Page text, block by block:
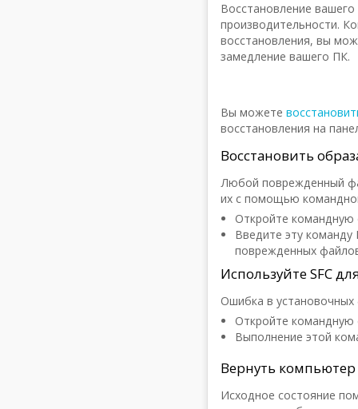
Восстановление
производительности.
восстановления, вы
замедление вашего ПК.
Вы можете
восстановления на
Восстановить
Любой поврежденный
их с помощью
Откройте командную
Введите эту
поврежденных
Используйте SFC
Ошибка в
Откройте командную
Выполнение этой
Вернуть
Исходное состояние